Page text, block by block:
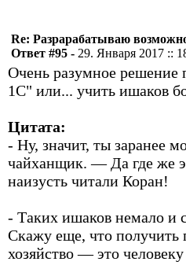
Re: Разрарабатываю
Ответ #95 - 29. Января 2017 ::
Очень разумное решение
1С" или... учить ишаков
Цитата:
- Ну, значит, ты заранее
чайханщик. — Да где же
наизусть читали Коран!
- Таких ишаков немало и
Скажу еще, что получить
хозяйство — это